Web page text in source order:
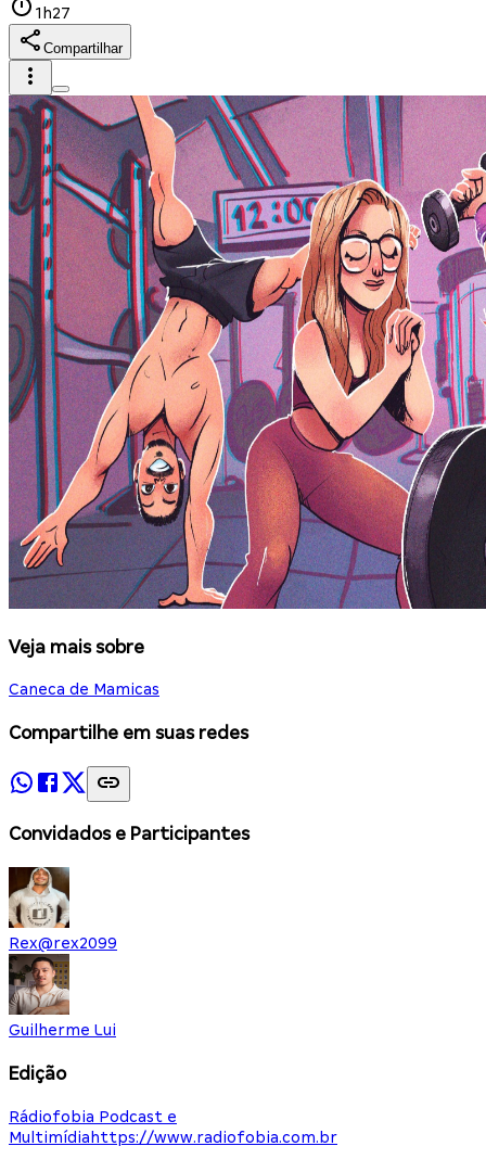
1h27
Compartilhar
Veja mais sobre
Caneca de Mamicas
Compartilhe em suas redes
Convidados e Participantes
Rex@rex2099
Guilherme Lui
Edição
Rádiofobia Podcast e
Multimídia https://www.radiofobia.com.br